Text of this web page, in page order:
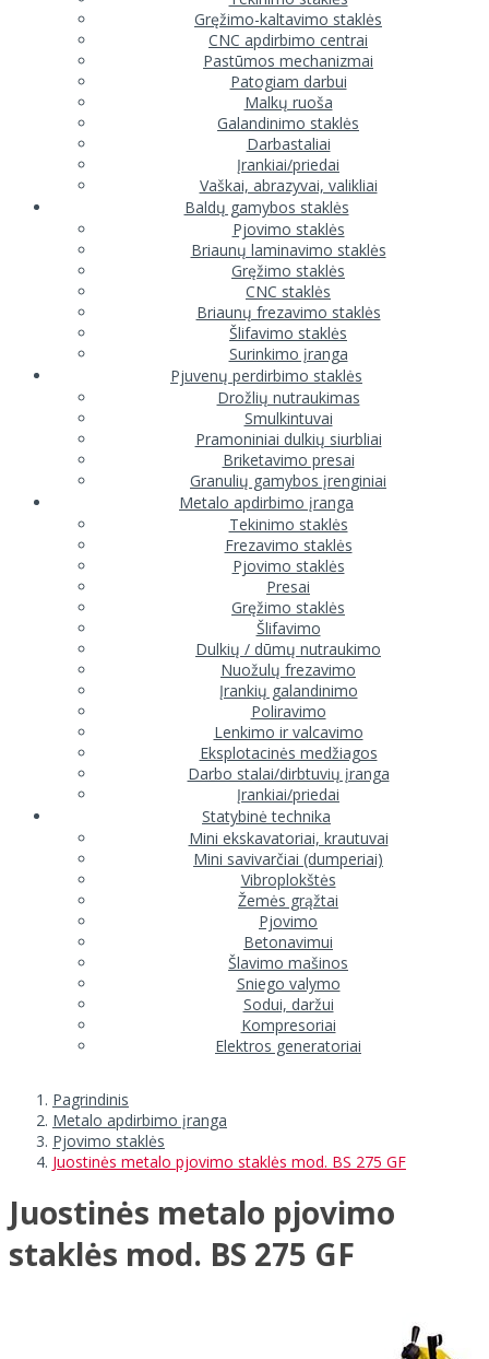
Gręžimo-kaltavimo staklės
CNC apdirbimo centrai
Pastūmos mechanizmai
Patogiam darbui
Malkų ruoša
Galandinimo staklės
Darbastaliai
Įrankiai/priedai
Vaškai, abrazyvai, valikliai
Baldų gamybos staklės
Pjovimo staklės
Briaunų laminavimo staklės
Gręžimo staklės
CNC staklės
Briaunų frezavimo staklės
Šlifavimo staklės
Surinkimo įranga
Pjuvenų perdirbimo staklės
Drožlių nutraukimas
Smulkintuvai
Pramoniniai dulkių siurbliai
Briketavimo presai
Granulių gamybos įrenginiai
Metalo apdirbimo įranga
Tekinimo staklės
Frezavimo staklės
Pjovimo staklės
Presai
Gręžimo staklės
Šlifavimo
Dulkių / dūmų nutraukimo
Nuožulų frezavimo
Įrankių galandinimo
Poliravimo
Lenkimo ir valcavimo
Eksplotacinės medžiagos
Darbo stalai/dirbtuvių įranga
Įrankiai/priedai
Statybinė technika
Mini ekskavatoriai, krautuvai
Mini savivarčiai (dumperiai)
Vibroplokštės
Žemės grąžtai
Pjovimo
Betonavimui
Šlavimo mašinos
Sniego valymo
Sodui, daržui
Kompresoriai
Elektros generatoriai
Pagrindinis
Metalo apdirbimo įranga
Pjovimo staklės
Juostinės metalo pjovimo staklės mod. BS 275 GF
Juostinės metalo pjovimo
staklės mod. BS 275 GF